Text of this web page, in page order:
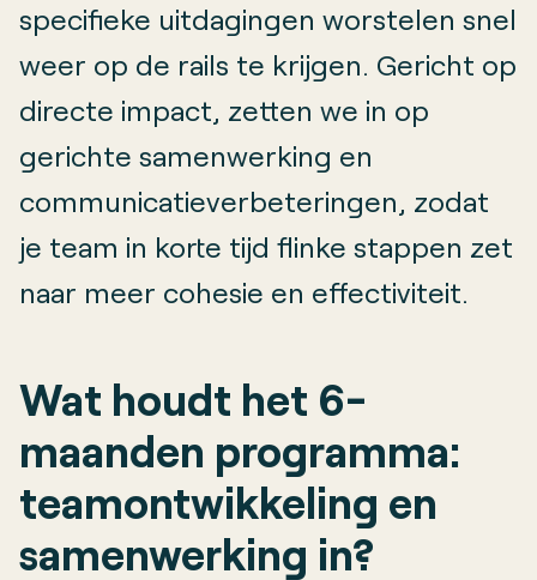
specifieke uitdagingen worstelen snel
weer op de rails te krijgen. Gericht op
directe impact, zetten we in op
gerichte samenwerking en
communicatieverbeteringen, zodat
je team in korte tijd flinke stappen zet
naar meer cohesie en effectiviteit.
Wat houdt het 6-
maanden programma:
teamontwikkeling en
samenwerking in?